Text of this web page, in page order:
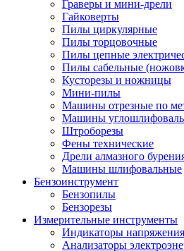
Граверы и мини-дрели
Гайковерты
Пилы циркулярные
Пилы торцовочные
Пилы цепные
Пилы сабельные
Кусторезы и ножницы
Мини-пилы
Машины отрезные по
Машины
Штроборезы
Фены технические
Дрели алмазного
Машины шлифовальные
Бензоинструмент
Бензопилы
Бензорезы
Измерительные инструменты
Индикаторы напряжения
Анализаторы